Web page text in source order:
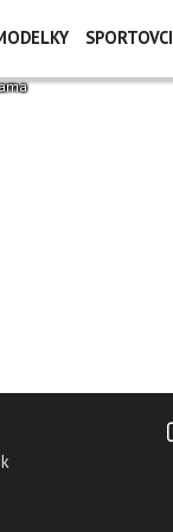
SPORTOVCI